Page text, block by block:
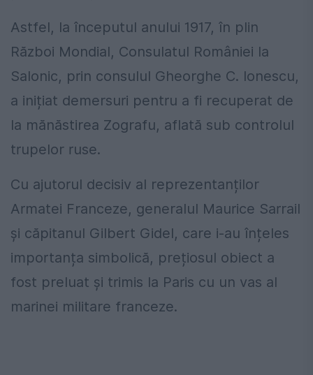
Astfel, la începutul anului 1917, în plin
Război Mondial, Consulatul României la
Salonic, prin consulul Gheorghe C. Ionescu,
a inițiat demersuri pentru a fi recuperat de
la mănăstirea Zografu, aflată sub controlul
trupelor ruse.
Cu ajutorul decisiv al reprezentanților
Armatei Franceze, generalul Maurice Sarrail
și căpitanul Gilbert Gidel, care i-au înțeles
importanța simbolică, prețiosul obiect a
fost preluat și trimis la Paris cu un vas al
marinei militare franceze.